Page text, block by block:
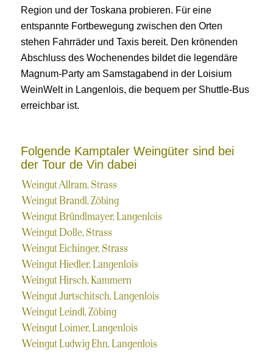
Region und der Toskana probieren. Für eine
entspannte Fortbewegung zwischen den Orten
stehen Fahrräder und Taxis bereit. Den krönenden
Abschluss des Wochenendes bildet die legendäre
Magnum-Party am Samstagabend in der Loisium
WeinWelt in Langenlois, die bequem per Shuttle-Bus
erreichbar ist.
Folgende Kamptaler Weingüter sind bei
der Tour de Vin dabei
Weingut Allram, Strass
Weingut Brandl, Zöbing
Weingut Bründlmayer, Langenlois
Weingut Dolle, Strass
Weingut Eichinger, Strass
Weingut Hiedler, Langenlois
Weingut Hirsch, Kammern
Weingut Jurtschitsch, Langenlois
Weingut Leindl, Zöbing
Weingut Loimer, Langenlois
Weingut Ludwig Ehn, Langenlois